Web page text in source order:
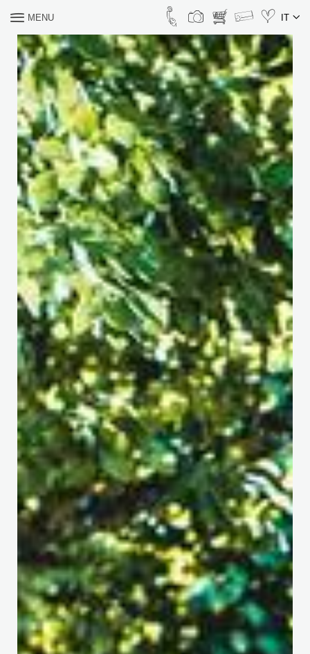
MENU IT
COSA CERCHI?